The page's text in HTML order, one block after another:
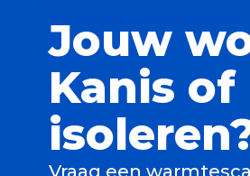
Jouw
Kanis of
Vraag een